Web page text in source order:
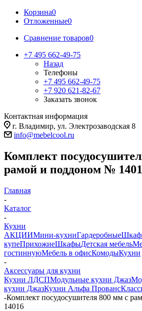
Корзина0
Отложенные0
Сравнение товаров0
+7 495 662-49-75
Назад
Телефоны
+7 495 662-49-75
+7 920 621-82-67
Заказать звонок
Контактная информация
г. Владимир, ул. Электрозаводская 8
info@mebelcool.ru
Комплект
рамой и поддоном №
Главная
-
Каталог
-
Кухни
АКЦИИМини-кухниГардеробные
купеПрихожиеШкафыДетская мебель
гостиннуюМебель в офисКомодыКухни
-
Аксессуары для кухни
Кухни ЛДСПМодульные кухни Джаз
кухни ДжазКухни Альфа Прованс
-Комплект посудосушителя 800 мм с
14016